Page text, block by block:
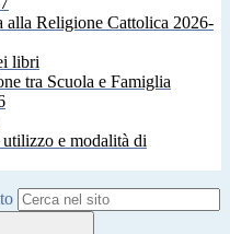
alla Religione Cattolica 2026-
libri
tra Scuola e Famiglia
e modalità di